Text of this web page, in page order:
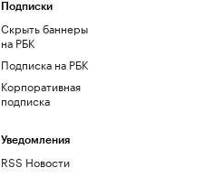
Подписки
Скрыть баннеры
на РБК
Подписка на РБК
Корпоративная
подписка
Уведомления
RSS Новости